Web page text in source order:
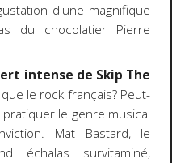
d'une magnifique
du chocolatier Pierre
intense de Skip The
le rock français? Peut-
le genre musical
Mat Bastard, le
échalas survitaminé,